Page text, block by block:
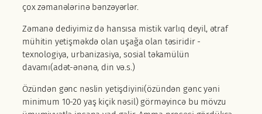
çox zəmanələrinə bənzəyərlər.
Zəmanə dediyimiz də hansısa mistik varlıq deyil, ətraf
mühitin yetişməkdə olan uşağa olan təsiridir -
texnologiya, urbanizasiya, sosial təkamülün
davamı(adət-ənənə, din və.s.)
Özündən gənc nəslin yetişdiyini(özündən gənc yəni
minimum 10-20 yaş kiçik nəsil) görməyincə bu mövzu